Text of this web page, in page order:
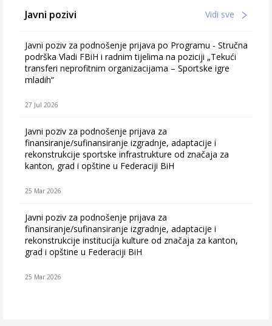
Javni pozivi Vidi sve
Javni poziv za podnošenje prijava po Programu - Stručna
podrška Vladi FBiH i radnim tijelima na poziciji „Tekući
transferi neprofitnim organizacijama – Sportske igre
mladih“
27 Jul 2026
Javni poziv za podnošenje prijava za
finansiranje/sufinansiranje izgradnje, adaptacije i
rekonstrukcije sportske infrastrukture od značaja za
kanton, grad i opštine u Federaciji BiH
25 Mar 2026
Javni poziv za podnošenje prijava za
finansiranje/sufinansiranje izgradnje, adaptacije i
rekonstrukcije institucija kulture od značaja za kanton,
grad i opštine u Federaciji BiH
25 Mar 2026